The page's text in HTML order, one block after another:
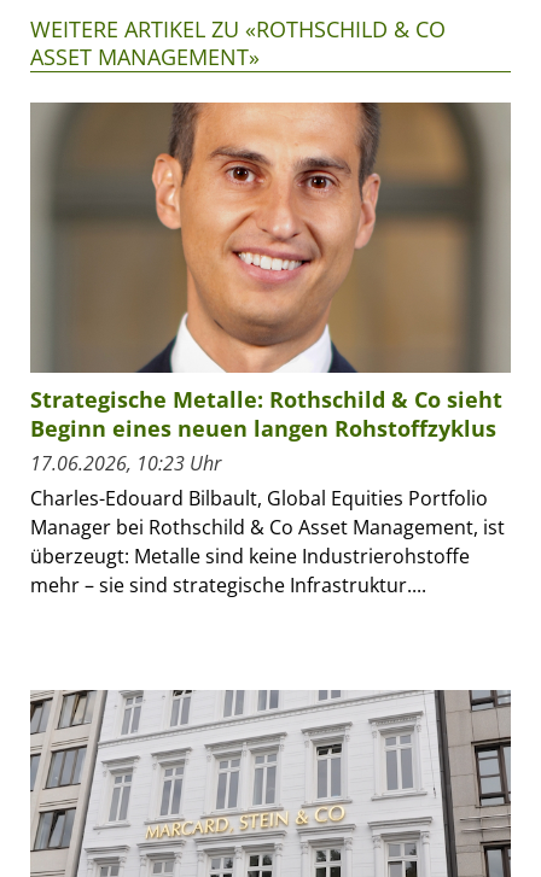
WEITERE ARTIKEL ZU «ROTHSCHILD & CO
ASSET MANAGEMENT»
Strategische Metalle: Rothschild & Co sieht
Beginn eines neuen langen Rohstoffzyklus
17.06.2026, 10:23 Uhr
Charles-Edouard Bilbault, Global Equities Portfolio
Manager bei Rothschild & Co Asset Management, ist
überzeugt: Metalle sind keine Industrierohstoffe
mehr – sie sind strategische Infrastruktur....